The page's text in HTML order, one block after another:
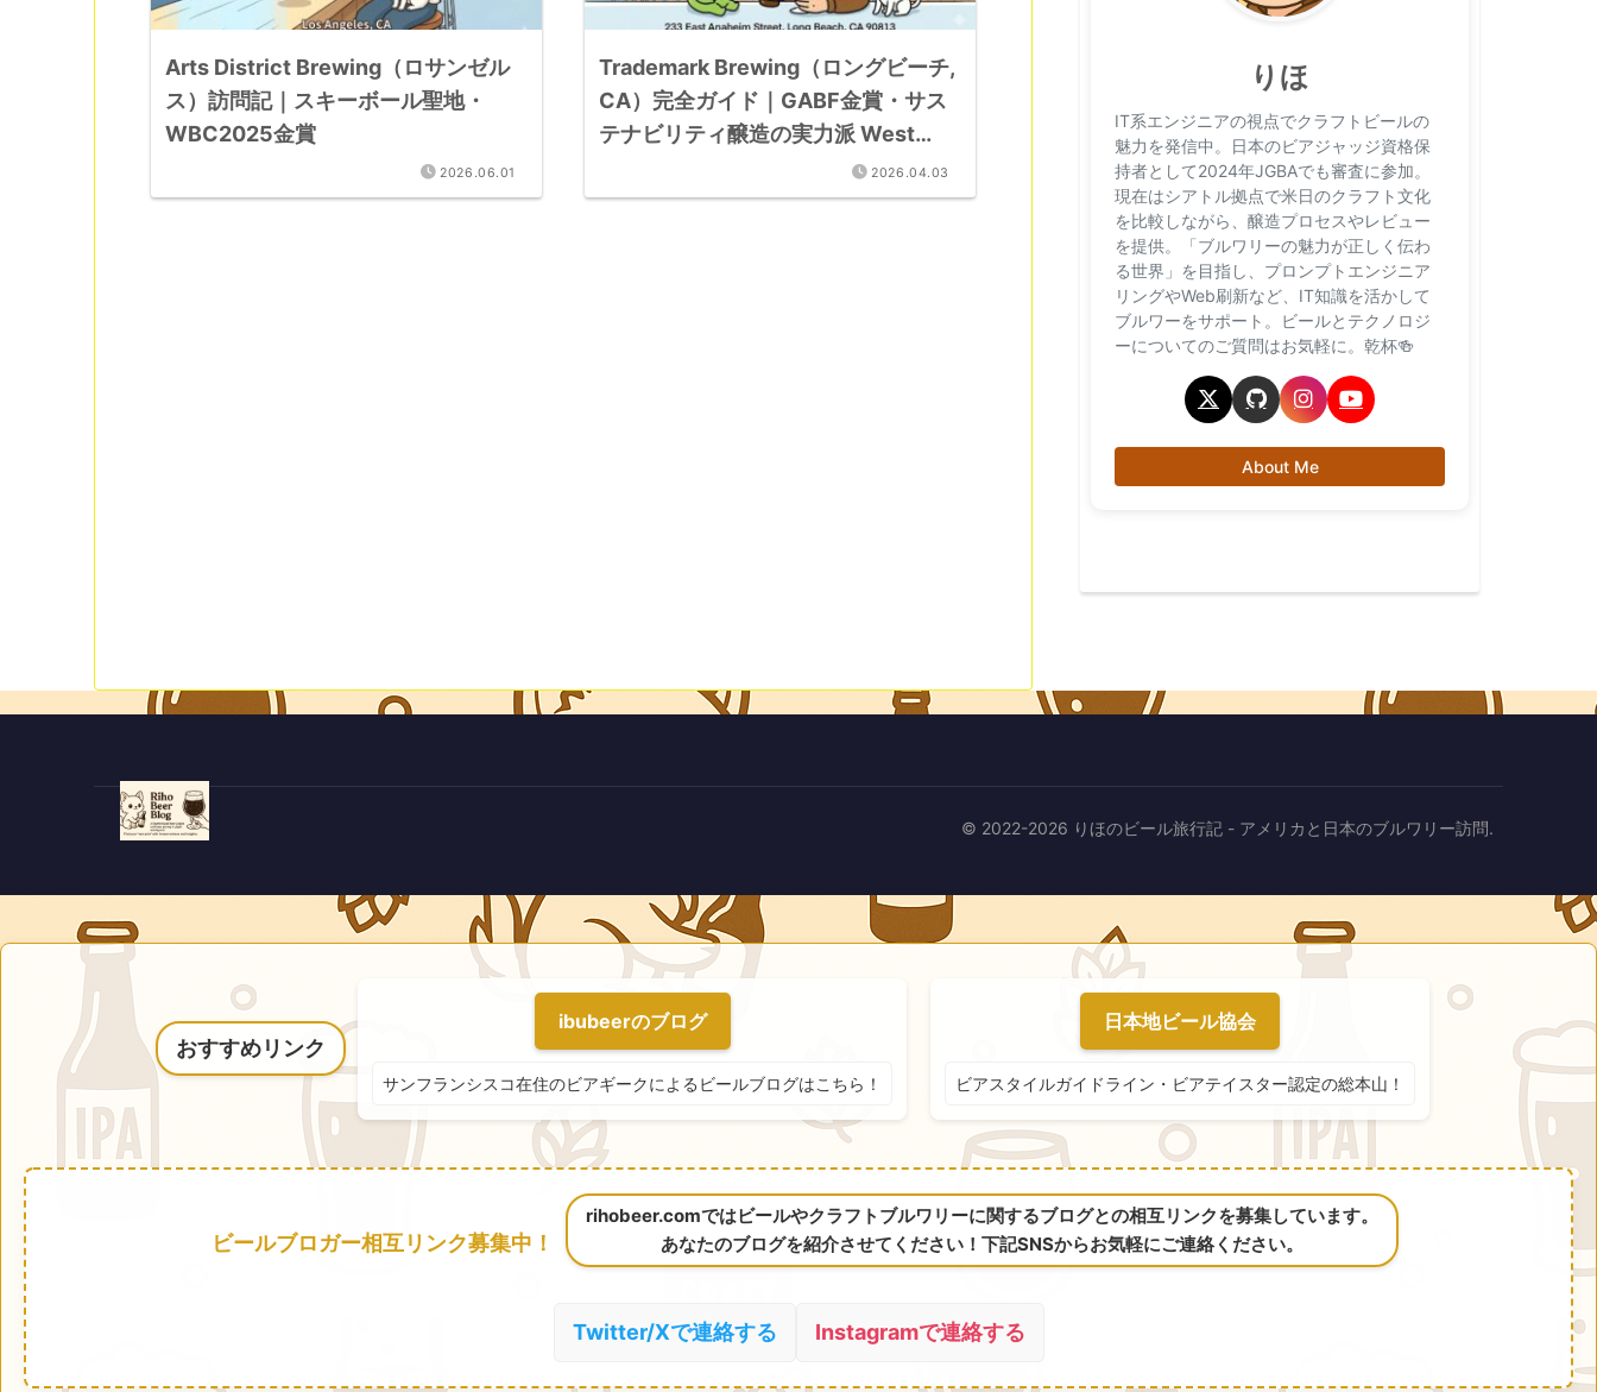
Arts District Brewing（ロサンゼル
ス）訪問記｜スキーボール聖地・
WBC2025金賞
2026.06.01
Trademark Brewing（ロングビーチ,
CA）完全ガイド｜GABF金賞・サス
テナビリティ醸造の実力派 West
2026.04.03
りほ
IT系エンジニアの視点でクラフトビールの
魅力を発信中。日本のビアジャッジ資格保
持者として2024年JGBAでも審査に参加。
現在はシアトル拠点で米日のクラフト文化
を比較しながら、醸造プロセスやレビュー
を提供。「ブルワリーの魅力が正しく伝わ
る世界」を目指し、プロンプトエンジニア
リングやWeb刷新など、IT知識を活かして
ブルワーをサポート。ビールとテクノロジ
ーについてのご質問はお気軽に。乾杯🍻
About Me
© 2022-2026 りほのビール旅行記 - アメリカと日本のブルワリー訪問.
おすすめリンク
ibubeerのブログ
サンフランシスコ在住のビアギークによるビールブログはこちら！
日本地ビール協会
ビアスタイルガイドライン・ビアテイスター認定の総本山！
ビールブロガー相互リンク募集中！
rihobeer.comではビールやクラフトブルワリーに関するブログとの相互リンクを募集しています。
あなたのブログを紹介させてください！下記SNSからお気軽にご連絡ください。
Twitter/Xで連絡する Instagramで連絡する